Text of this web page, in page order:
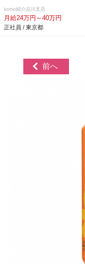
kotrio紹介品川支店
月給24万円～40万円
正社員 / 東京都
前へ